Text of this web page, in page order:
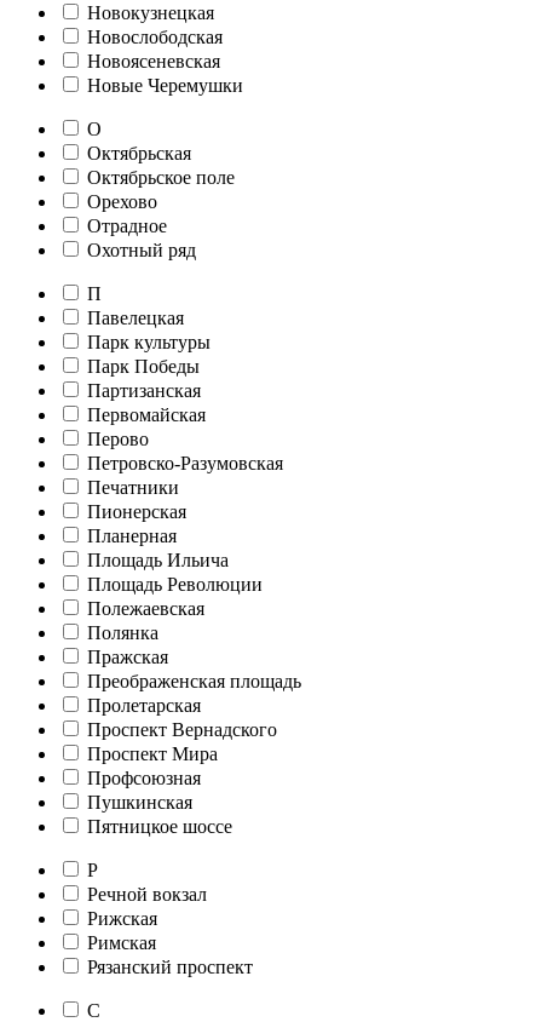
Новокузнецкая
Новослободская
Новоясеневская
Новые Черемушки
О
Октябрьская
Октябрьское поле
Орехово
Отрадное
Охотный ряд
П
Павелецкая
Парк культуры
Парк Победы
Партизанская
Первомайская
Перово
Петровско-Разумовская
Печатники
Пионерская
Планерная
Площадь Ильича
Площадь Революции
Полежаевская
Полянка
Пражская
Преображенская площадь
Пролетарская
Проспект Вернадского
Проспект Мира
Профсоюзная
Пушкинская
Пятницкое шоссе
Р
Речной вокзал
Рижская
Римская
Рязанский проспект
С